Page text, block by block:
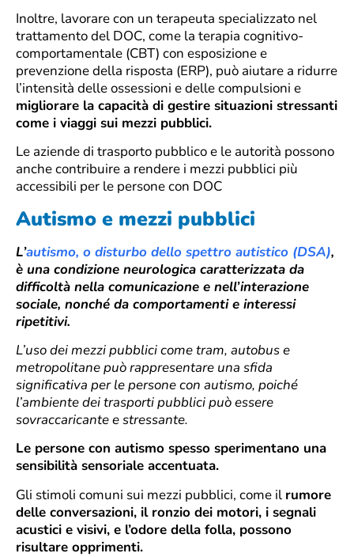
Inoltre, lavorare con un terapeuta specializzato nel
trattamento del DOC, come la terapia cognitivo-
comportamentale (CBT) con esposizione e
prevenzione della risposta (ERP), può aiutare a ridurre
l’intensità delle ossessioni e delle compulsioni e
migliorare la capacità di gestire situazioni stressanti
come i viaggi sui mezzi pubblici.
Le aziende di trasporto pubblico e le autorità possono
anche contribuire a rendere i mezzi pubblici più
accessibili per le persone con DOC
Autismo e mezzi pubblici
L’autismo, o disturbo dello spettro autistico (DSA),
è una condizione neurologica caratterizzata da
difficoltà nella comunicazione e nell’interazione
sociale, nonché da comportamenti e interessi
ripetitivi.
L’uso dei mezzi pubblici come tram, autobus e
metropolitane può rappresentare una sfida
significativa per le persone con autismo, poiché
l’ambiente dei trasporti pubblici può essere
sovraccaricante e stressante.
Le persone con autismo spesso sperimentano una
sensibilità sensoriale accentuata.
Gli stimoli comuni sui mezzi pubblici, come il rumore
delle conversazioni, il ronzio dei motori, i segnali
acustici e visivi, e l’odore della folla, possono
risultare opprimenti.